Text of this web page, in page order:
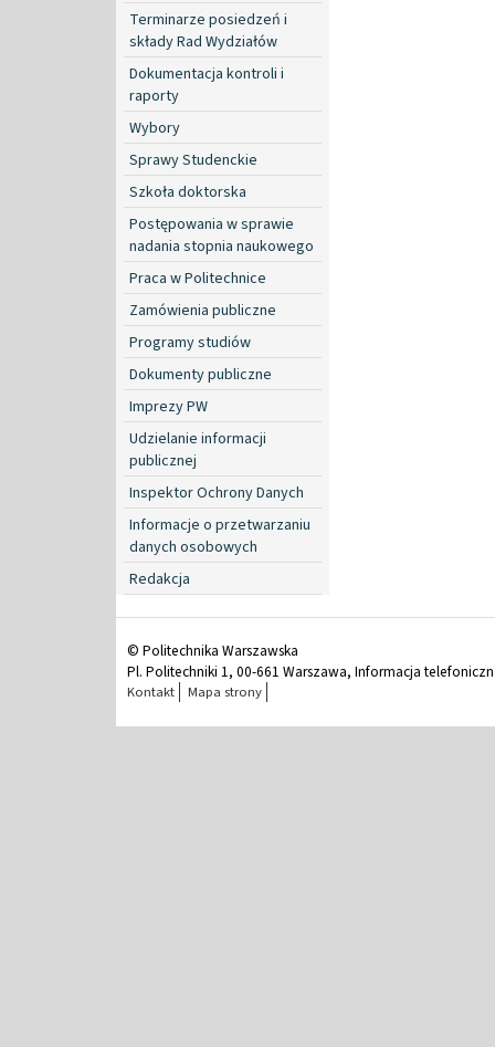
Terminarze posiedzeń i
składy Rad Wydziałów
Dokumentacja kontroli i
raporty
Wybory
Sprawy Studenckie
Szkoła doktorska
Postępowania w sprawie
nadania stopnia naukowego
Praca w Politechnice
Zamówienia publiczne
Programy studiów
Dokumenty publiczne
Imprezy PW
Udzielanie informacji
publicznej
Inspektor Ochrony Danych
Informacje o przetwarzaniu
danych osobowych
Redakcja
© Politechnika Warszawska
Pl. Politechniki 1, 00-661 Warszawa, Informacja
Kontakt Mapa strony